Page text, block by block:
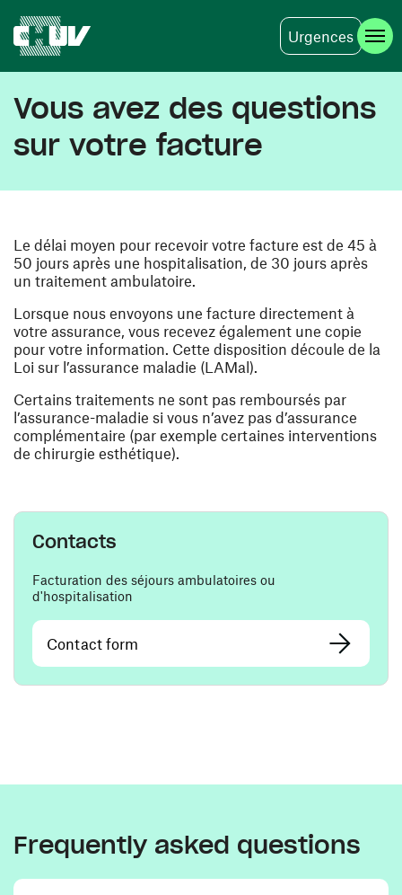
Urgences
Vous avez des questions
sur votre facture
Le délai moyen pour recevoir votre facture est de 45 à
50 jours après une hospitalisation, de 30 jours après
un traitement ambulatoire.
Lorsque nous envoyons une facture directement à
votre assurance, vous recevez également une copie
pour votre information. Cette disposition découle de la
Loi sur l’assurance maladie (LAMal).
Certains traitements ne sont pas remboursés par
l’assurance-maladie si vous n’avez pas d’assurance
complémentaire (par exemple certaines interventions
de chirurgie esthétique).
Contacts
Facturation des séjours ambulatoires ou
d'hospitalisation
Contact form
Frequently asked questions